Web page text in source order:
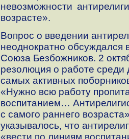
невозможности
возрасте».
Вопрос о введении
неоднократно обсуждался
Союза Безбожников. 2
резолюция о работе
самых активных
«Нужно всю работу
воспитанием…
с самого раннего
указывалось, что
«вести по линиям